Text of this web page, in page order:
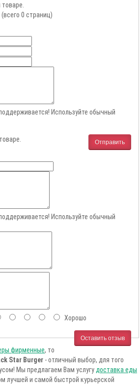
0 страниц)
Используйте обычный
Отправить
Используйте обычный
Хорошо
Оставить отзыв
фирменные, то
Star Burger - отличный выбор, для того
Мы предлагаем Вам услугу доставка еды
лучшей и самой быстрой курьерской